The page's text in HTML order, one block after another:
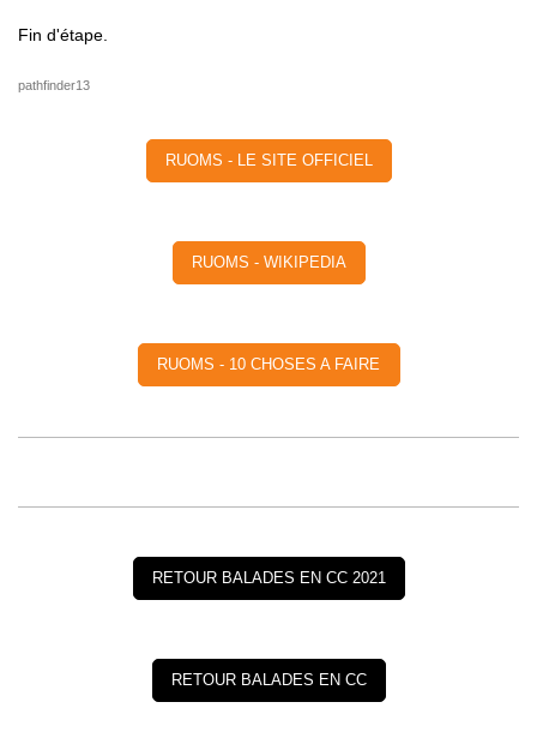
Fin d'étape.
pathfinder13
RUOMS - LE SITE OFFICIEL
RUOMS - WIKIPEDIA
RUOMS - 10 CHOSES A FAIRE
RETOUR BALADES EN CC 2021
RETOUR BALADES EN CC